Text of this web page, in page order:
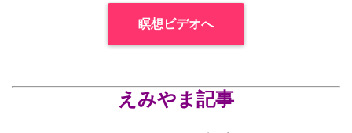
瞑想ビデオへ
えみやま記事